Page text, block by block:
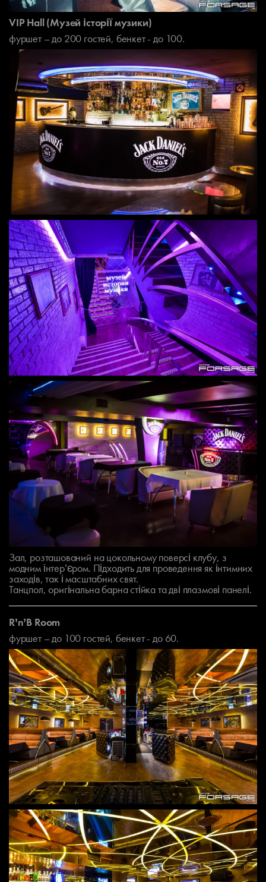
VIP Hall (Музей історії музики)
фуршет – до 200 гостей, бенкет - до 100.
Зал, розташований на цокольному поверсі клубу, з
модним інтер’єром. Підходить для проведення як інтимних
заходів, так і масштабних свят.
Танцпол, оригінальна барна стійка та дві плазмові панелі.
R’n’B Room
фуршет – до 100 гостей, бенкет - до 60.